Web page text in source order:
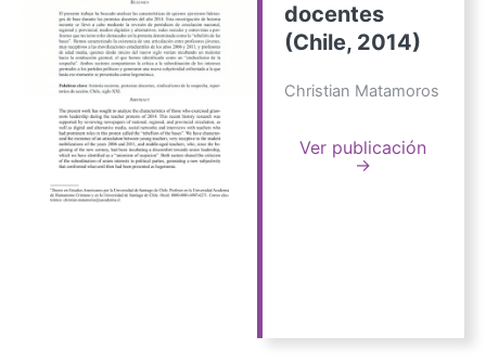
docentes
(Chile, 2014)
Christian Matamoros
Ver publicación
→